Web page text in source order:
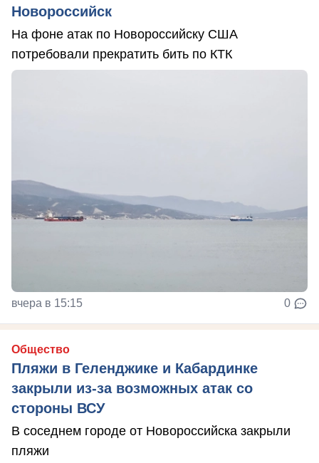
Новороссийск
На фоне атак по Новороссийску США
потребовали прекратить бить по КТК
вчера в 15:15 0
Общество
Пляжи в Геленджике и Кабардинке
закрыли из-за возможных атак со
стороны ВСУ
В соседнем городе от Новороссийска закрыли
пляжи